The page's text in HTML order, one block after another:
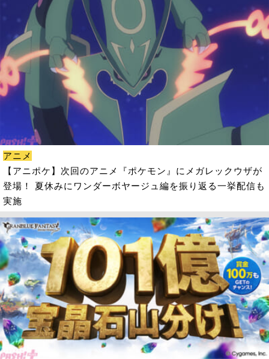
アニメ
【アニポケ】次回のアニメ『ポケモン』にメガレックウザが
登場！ 夏休みにワンダーボヤージュ編を振り返る一挙配信も
実施